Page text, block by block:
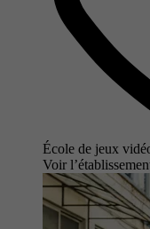
École de jeux
Voir